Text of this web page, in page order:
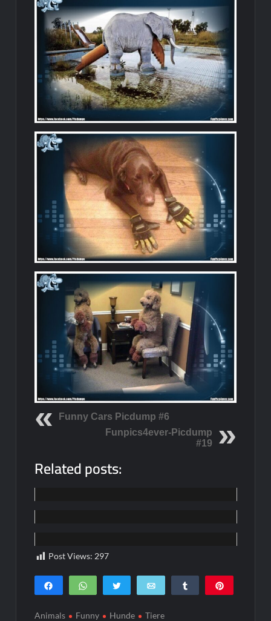
Funny Cars Picdump #6
Funpics4ever-Picdump
#19
Related posts:
Post Views: 297
Teilen WhatsApp Twittern E-Mail Teilen
SHARES
Animals Funny Hunde Tiere